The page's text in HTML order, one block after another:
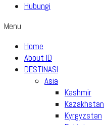
Hubungi
Menu
Home
About ID
DESTINASI
Asia
Kashmir
Kazakhstan
Kyrgyzstan